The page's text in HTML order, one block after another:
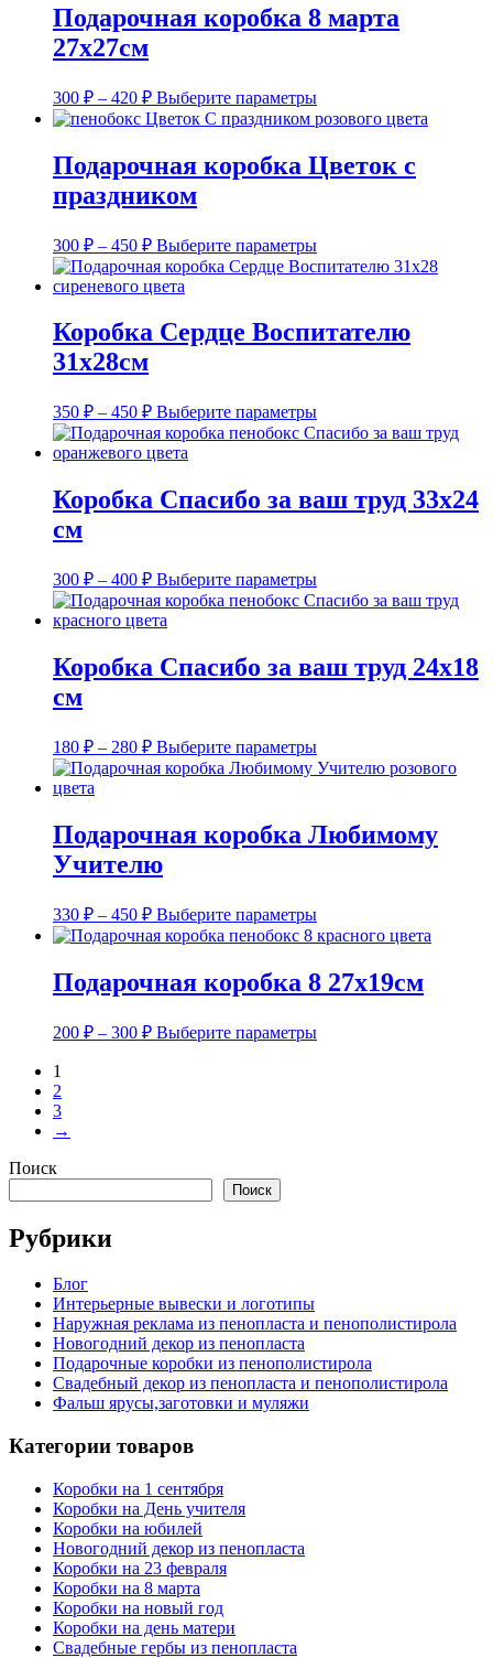
450 ₽
несколько
вариаций.
на
странице
Подарочная коробка 8 марта
27х27см
300 ₽ – 420 ₽Диапазон
цен:
420 ₽
Выберите параметрыЭтот
товар
имеет
несколько
вариаций.
на
странице
Подарочная коробка Цветок с
праздником
300 ₽ – 450 ₽Диапазон
цен:
300 ₽
450 ₽
Выберите параметрыЭтот
товар
имеет
Опции
странице
товара.
Коробка Сердце Воспитателю
31х28см
350 ₽ – 450 ₽Диапазон
цен:
350 ₽
450 ₽
Выберите параметрыЭтот
товар
имеет
Опции
странице
товара.
Коробка Спасибо за ваш труд 33х24
см
300 ₽ – 400 ₽Диапазон
цен:
300 ₽
400 ₽
Выберите параметрыЭтот
товар
имеет
Опции
странице
товара.
Коробка Спасибо за ваш труд 24х18
см
180 ₽ – 280 ₽Диапазон
цен:
280 ₽
Выберите параметрыЭтот
товар
имеет
вариаций.
Опции
странице
товара.
Подарочная коробка Любимому
Учителю
330 ₽ – 450 ₽Диапазон
цен:
450 ₽
Выберите параметрыЭтот
товар
имеет
несколько
вариаций.
можно
Подарочная коробка 8 27х19см
200 ₽ – 300 ₽Диапазон
Выберите параметрыЭтот
1
2
3
→
Поиск
Поиск
Рубрики
Блог
Интерьерные вывески и логотипы
Наружная реклама из пенопласта и пенополистирола
Новогодний декор из пенопласта
Подарочные коробки из пенополистирола
Свадебный декор из пенопласта и пенополистирола
Фальш ярусы,заготовки и муляжи
Категории товаров
Коробки на 1 сентября
Коробки на День учителя
Коробки на юбилей
Новогодний декор из пенопласта
Коробки на 23 февраля
Коробки на 8 марта
Коробки на новый год
Коробки на день матери
Свадебные гербы из пенопласта